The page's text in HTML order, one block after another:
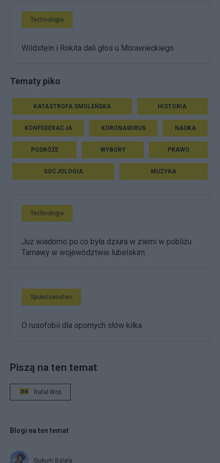
Technologie
Wildstein i Rokita dali głos u Morawieckiego
Tematy piko
KATASTROFA SMOLEŃSKA HISTORIA
KONFEDERACJA KORONAWIRUS NAUKA
PODRÓŻE WYBORY PRAWO
SOCJOLOGIA MUZYKA
Technologie
Już wiadomo po co była dziura w ziemi w pobliżu
Tarnawy w województwie lubelskim.
Społeczeństwo
O rusofobii dla opornych słów kilka
Piszą na ten temat
Rafał Woś
Blogi na ten temat
Siukum Balala